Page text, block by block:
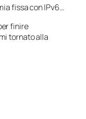
fissa con IPv6…
finire
tornato alla